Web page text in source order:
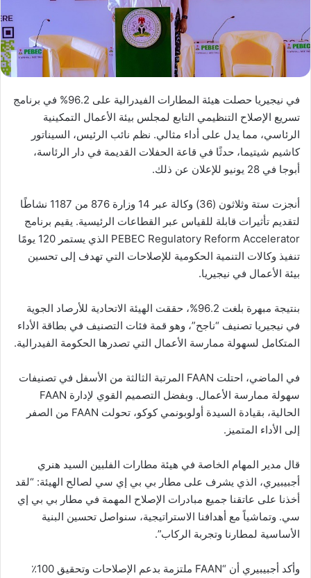
في نيجيريا حصلت هيئة المطارات الفيدرالية على 96.2% في برنامج
تسريع الإصلاح التنظيمي التابع لمجلس بيئة الأعمال التمكينية
الرئاسي، مما يدل على أداء مثالي. نظم نائب الرئيس، السيناتور
كاشيم شيتيما، حدثًا في قاعة الحفلات القديمة في دار الرئاسة،
أبوجا في 28 يونيو للإعلان عن ذلك.
أنجزت ستة وثلاثون (36) وكالة عبر 14 وزارة 876 من 1187 نشاطًا
لتقديم تأثيرات قابلة للقياس عبر القطاعات الرئيسية. يقيم برنامج
PEBEC Regulatory Reform Accelerator الذي يستمر 120 يومًا
تنفيذ وكالات التنمية الحكومية للإصلاحات التي تهدف إلى تحسين
بيئة الأعمال في نيجيريا.
بنتيجة مبهرة بلغت 96.2%، حققت الهيئة الاتحادية للأرصاد الجوية
في نيجيريا تصنيف “ناجح”، وهو قمة فئات التصنيف في بطاقة الأداء
المتكامل لسهولة ممارسة الأعمال التي تصدرها الحكومة الفيدرالية.
في الماضي، احتلت FAAN المرتبة الثالثة من الأسفل في تصنيفات
سهولة ممارسة الأعمال. وبفضل التصميم القوي لإدارة FAAN
الحالية، بقيادة السيدة أولوبونمي كوكو، تحولت FAAN من الصفر
إلى الأداء المتميز.
قال مدير المهام الخاصة في هيئة مطارات الفلبين السيد هنري
أجبيبيري، الذي يشرف على مطار بي بي إي سي لصالح الهيئة: “لقد
أخذنا على عاتقنا جميع مبادرات الإصلاح المهمة في مطار بي بي إي
سي. وتماشياً مع أهدافنا الاستراتيجية، سنواصل تحسين البنية
الأساسية لمطارنا وتجربة الركاب”.
وأكد أجبيبيري أن “FAAN ملتزمة بدعم الإصلاحات وتحقيق 100٪